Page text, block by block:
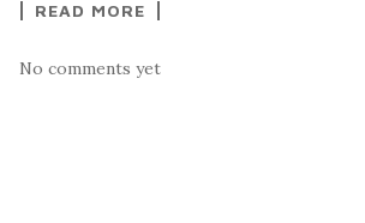
READ MORE
No comments yet